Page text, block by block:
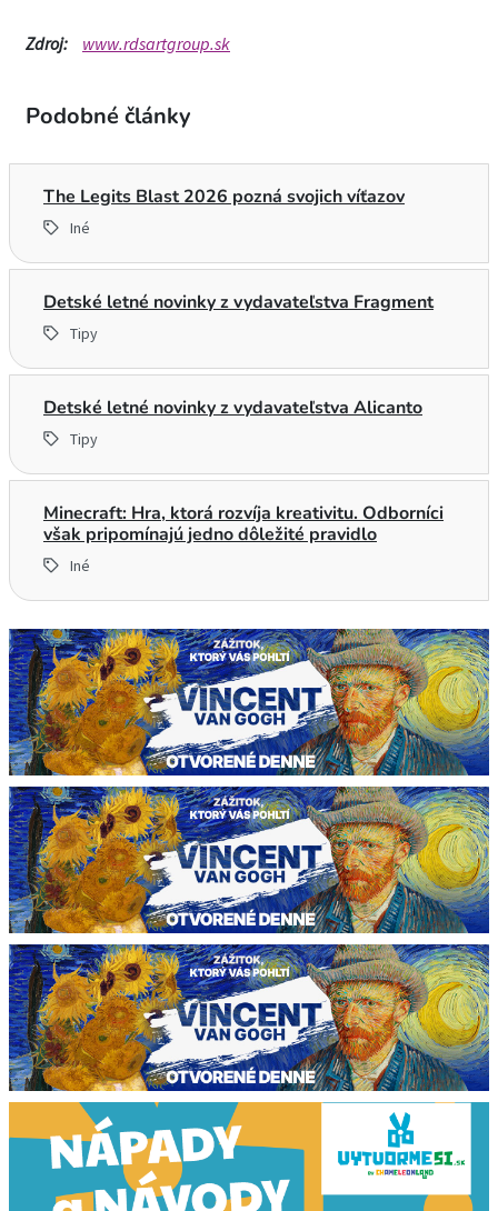
Zdroj: www.rdsartgroup.sk
Podobné články
The Legits Blast 2026 pozná svojich víťazov
Iné
Detské letné novinky z vydavateľstva Fragment
Tipy
Detské letné novinky z vydavateľstva Alicanto
Tipy
Minecraft: Hra, ktorá rozvíja kreativitu. Odborníci
však pripomínajú jedno dôležité pravidlo
Iné